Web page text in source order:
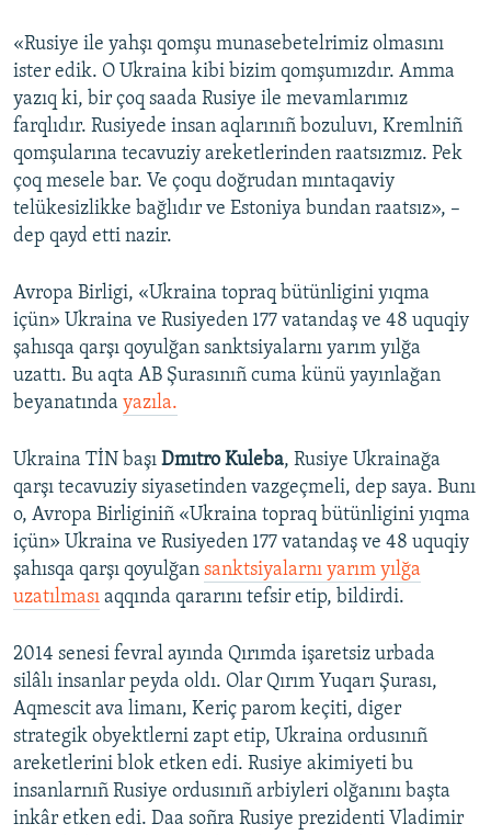
«Rusiye ile yahşı qomşu munasebetelrimiz olmasını
ister edik. O Ukraina kibi bizim qomşumızdır. Amma
yazıq ki, bir çoq saada Rusiye ile mevamlarımız
farqlıdır. Rusiyede insan aqlarınıñ bozuluvı, Kremlniñ
qomşularına tecavuziy areketlerinden raatsızmız. Pek
çoq mesele bar. Ve çoqu doğrudan mıntaqaviy
telükesizlikke bağlıdır ve Estoniya bundan raatsız», –
dep qayd etti nazir.
Avropa Birligi, «Ukraina topraq bütünligini yıqma
içün» Ukraina ve Rusiyeden 177 vatandaş ve 48 uquqiy
şahısqa qarşı qoyulğan sanktsiyalarnı yarım yılğa
uzattı. Bu aqta AB Şurasınıñ cuma künü yayınlağan
beyanatında yazıla.
Ukraina TİN başı Dmıtro Kuleba, Rusiye Ukrainağa
qarşı tecavuziy siyasetinden vazgeçmeli, dep saya. Bunı
o, Avropa Birliginiñ «Ukraina topraq bütünligini yıqma
içün» Ukraina ve Rusiyeden 177 vatandaş ve 48 uquqiy
şahısqa qarşı qoyulğan sanktsiyalarnı yarım yılğa
uzatılması aqqında qararını tefsir etip, bildirdi.
2014 senesi fevral ayında Qırımda işaretsiz urbada
silâlı insanlar peyda oldı. Olar Qırım Yuqarı Şurası,
Aqmescit ava limanı, Keriç parom keçiti, diger
strategik obyektlerni zapt etip, Ukraina ordusınıñ
areketlerini blok etken edi. Rusiye akimiyeti bu
insanlarnıñ Rusiye ordusınıñ arbiyleri olğanını başta
inkâr etken edi. Daa soñra Rusiye prezidenti Vladimir